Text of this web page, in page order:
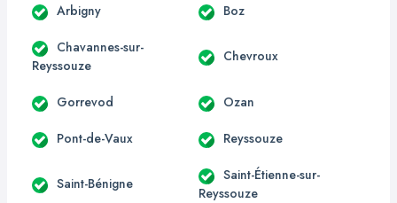
Arbigny Boz
Chavannes-sur-
Reyssouze
Chevroux
Gorrevod Ozan
Pont-de-Vaux Reyssouze
Saint-Bénigne
Saint-Étienne-sur-
Reyssouze